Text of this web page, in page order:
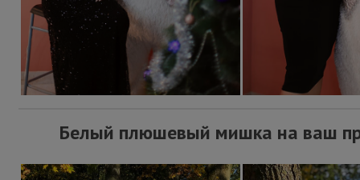
Белый плюшевый мишка на ваш